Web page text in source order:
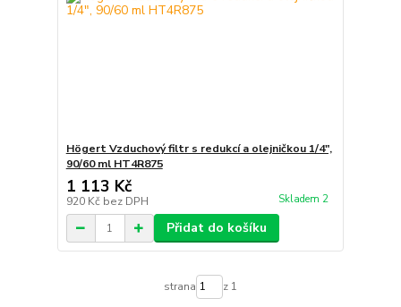
Högert Vzduchový filtr s redukcí a olejničkou 1/4″,
90/60 ml HT4R875
1 113 Kč
920 Kč bez DPH Skladem 2
Přidat do košíku
strana z 1